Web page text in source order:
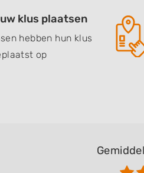
klus plaatsen
hebben hun klus
op